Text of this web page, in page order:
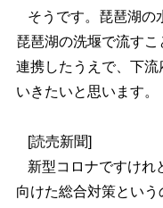
そうです。琵琶湖の
琵琶湖の洗堰で流すこ
連携したうえで、下
いきたいと思います。
[読売新聞]
新型コロナですけれ
向けた総合対策とい